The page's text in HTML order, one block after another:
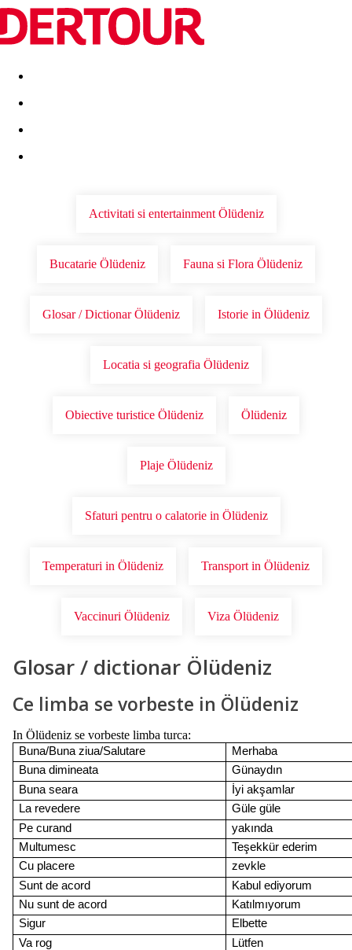
Destinatii Vacanta perfecta OFERTE DE NERATAT
Activitati si entertainment Ölüdeniz
Bucatarie Ölüdeniz Fauna si Flora Ölüdeniz
Glosar / Dictionar Ölüdeniz Istorie in Ölüdeniz
Locatia si geografia Ölüdeniz
Obiective turistice Ölüdeniz Ölüdeniz
Plaje Ölüdeniz
Sfaturi pentru o calatorie in Ölüdeniz
Temperaturi in Ölüdeniz Transport in Ölüdeniz
Vaccinuri Ölüdeniz Viza Ölüdeniz
Glosar / dictionar Ölüdeniz
Ce limba se vorbeste in Ölüdeniz
In Ölüdeniz se vorbeste limba turca:
Buna/Buna ziua/Salutare
Merhaba
Buna dimineata
Günaydın
Buna seara
İyi akşamlar
La revedere
Güle güle
Pe curand
yakında
Multumesc
Teşekkür ederim
Cu placere
zevkle
Sunt de acord
Kabul ediyorum
Nu sunt de acord
Katılmıyorum
Sigur
Elbette
Va rog
Lütfen